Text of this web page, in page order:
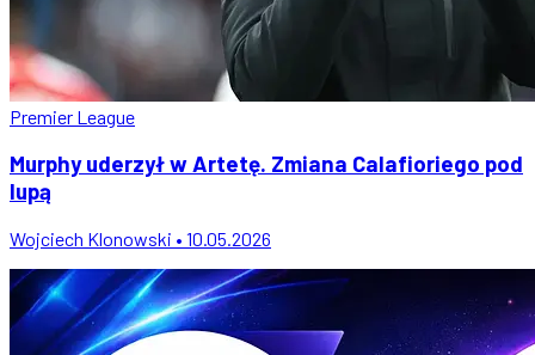
Premier League
Murphy uderzył w Artetę. Zmiana Calafioriego pod
lupą
Wojciech Klonowski • 10.05.2026